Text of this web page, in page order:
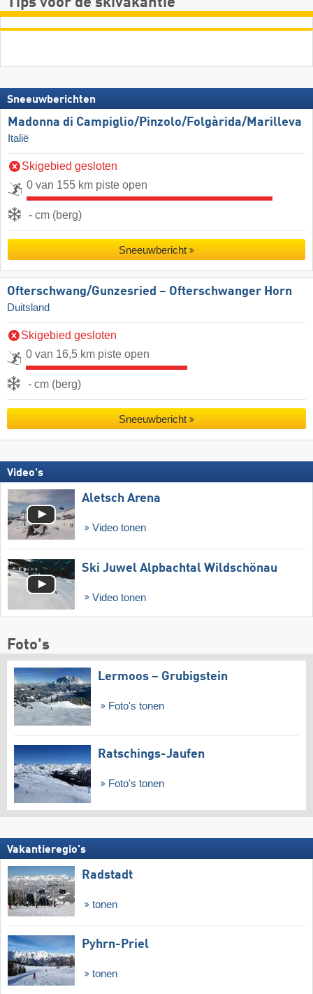
Sneeuwberichten
Madonna di Campiglio/​Pinzolo/​Folgàrida/​Marilleva
Italië
Skigebied gesloten
0 van 155 km piste open
- cm (berg)
Sneeuwbericht
Ofterschwang/​Gunzesried – Ofterschwanger Horn
Duitsland
Skigebied gesloten
0 van 16,5 km piste open
- cm (berg)
Sneeuwbericht
Video's
Aletsch Arena
Video tonen
Ski Juwel Alpbachtal Wildschönau
Video tonen
Foto's
Lermoos – Grubigstein
Foto's tonen
Ratschings-Jaufen
Foto's tonen
Vakantieregio's
Radstadt
tonen
Pyhrn-Priel
tonen